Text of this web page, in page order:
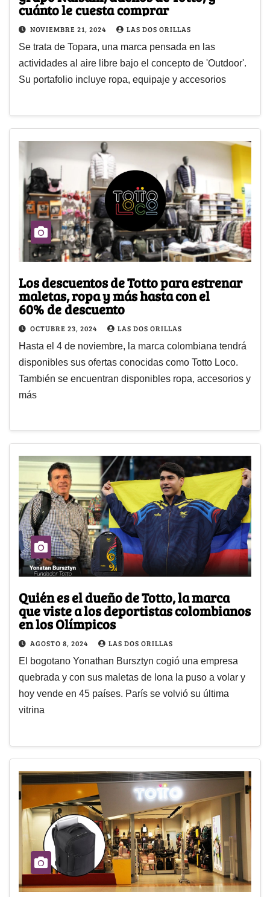
cuánto le cuesta comprar
NOVIEMBRE 21, 2024 LAS DOS ORILLAS
Se trata de Topara, una marca pensada en las
actividades al aire libre bajo el concepto de 'Outdoor'.
Su portafolio incluye ropa, equipaje y accesorios
Los descuentos de Totto para estrenar
maletas, ropa y más hasta con el
60% de descuento
OCTUBRE 23, 2024 LAS DOS ORILLAS
Hasta el 4 de noviembre, la marca colombiana tendrá
disponibles sus ofertas conocidas como Totto Loco.
También se encuentran disponibles ropa, accesorios y
más
Quién es el dueño de Totto, la marca
que viste a los deportistas colombianos
en los Olímpicos
AGOSTO 8, 2024 LAS DOS ORILLAS
El bogotano Yonathan Bursztyn cogió una empresa
quebrada y con sus maletas de lona la puso a volar y
hoy vende en 45 países. París se volvió su última
vitrina